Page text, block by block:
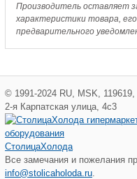
Производитель оставляет
характеристики товара,
предварительного
© 1991-2024 RU MSK 119619
2-я Карпатская улица, 4с3
СтолицаХолода
Все замечания и пожелания
info@stolicaholoda.ru